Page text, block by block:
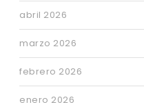
abril 2026
marzo 2026
febrero 2026
enero 2026